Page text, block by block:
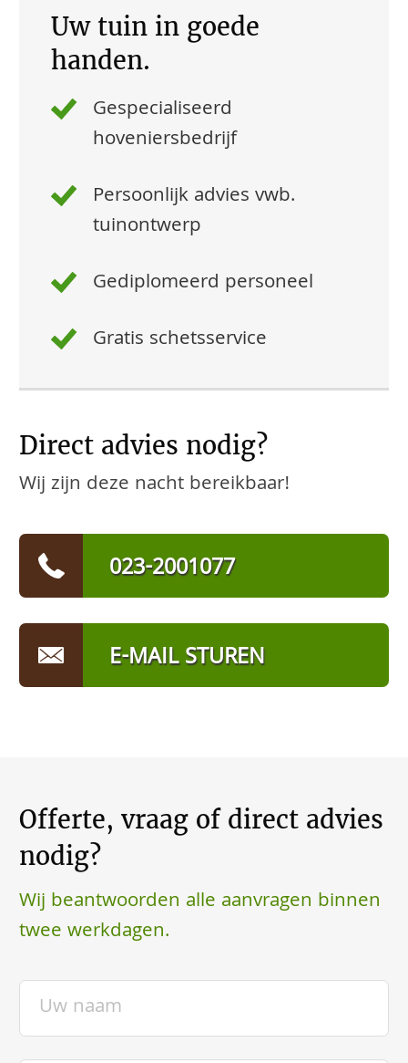
Uw tuin in goede
handen.
Gespecialiseerd
hoveniersbedrijf
Persoonlijk advies vwb.
tuinontwerp
Gediplomeerd personeel
Gratis schetsservice
Direct advies nodig?
Wij zijn deze nacht bereikbaar!
023-2001077
E-MAIL STUREN
Offerte, vraag of direct advies
nodig?
Wij beantwoorden alle aanvragen binnen
twee werkdagen.